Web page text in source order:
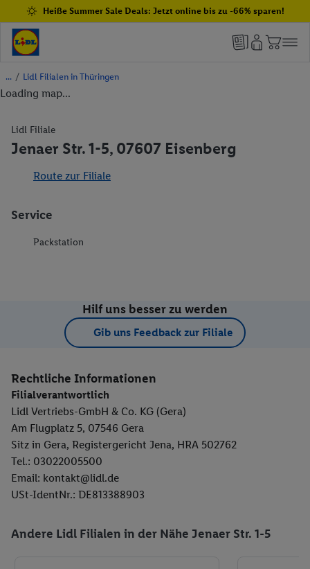
Heiße Summer Sale Deals: Jetzt online bis zu -66% sparen!
/ Lidl Filialen in Thüringen
Loading map...
Lidl Filiale
Jenaer Str. 1-5, 07607 Eisenberg
Route zur Filiale
Service
Packstation
Hilf uns besser zu werden
Gib uns Feedback zur Filiale
Rechtliche Informationen
Filialverantwortlich
Lidl Vertriebs-GmbH & Co. KG (Gera)
Am Flugplatz 5, 07546 Gera
Sitz in Gera, Registergericht Jena, HRA 502762
Tel.: 03022005500
Email: kontakt@lidl.de
USt-IdentNr.: DE813388903
Andere Lidl Filialen in der Nähe Jenaer Str. 1-5